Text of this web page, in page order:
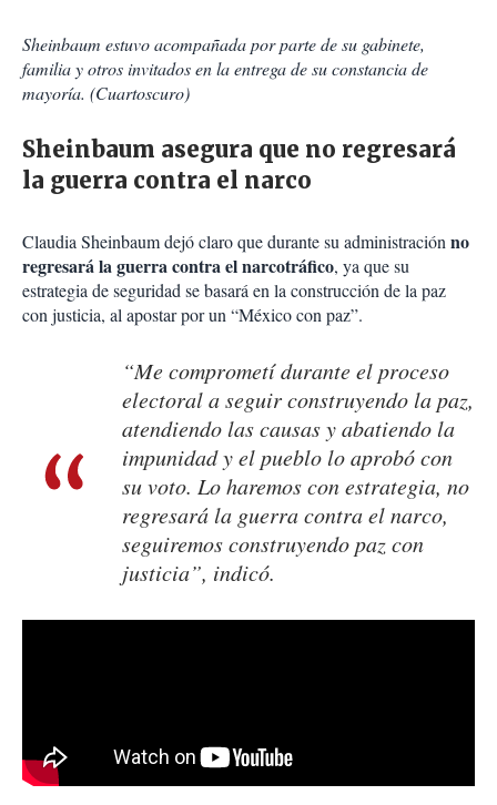
Sheinbaum estuvo acompañada por parte de su gabinete,
familia y otros invitados en la entrega de su constancia de
mayoría. (Cuartoscuro)
Sheinbaum asegura que no regresará
la guerra contra el narco
Claudia Sheinbaum dejó claro que durante su administraciónno
regresará la guerra contra el narcotráfico, ya que su
estrategia de seguridad se basará en la construcción de la paz
con justicia, al apostar por un “México con paz”.
“Me comprometí durante el proceso
electoral a seguir construyendo la paz,
atendiendo las causas y abatiendo la
impunidad y el pueblo lo aprobó con
su voto. Lo haremos con estrategia, no
regresará la guerra contra el narco,
seguiremos construyendo paz con
justicia”, indicó.